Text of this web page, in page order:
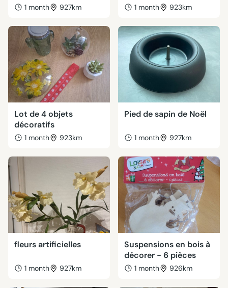
1 month 927km 1 month 923km
Lot de 4 objets
décoratifs
1 month 923km
Pied de sapin de Noël
1 month 927km
fleurs artificielles
1 month 927km
Suspensions en bois à
décorer - 6 pièces
1 month 926km